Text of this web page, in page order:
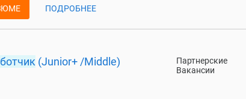
ПОДРОБНЕЕ
Партнерские
Вакансии
(Junior+ /Middle)